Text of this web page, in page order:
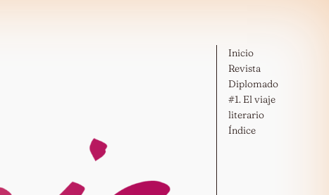
Inicio
Revista
Diplomado
#1. El viaje
literario
Índice